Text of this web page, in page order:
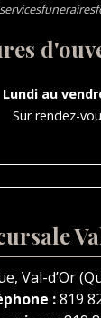
Lundi au
Sur rendez-
Val-d’Or
:819